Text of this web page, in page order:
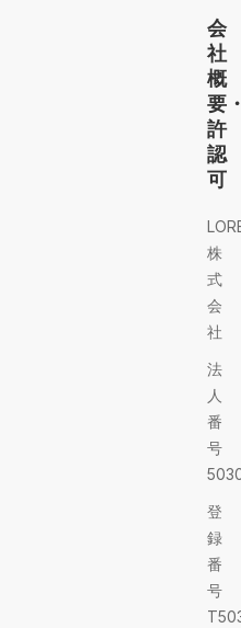
会
社
概
要
許
認
可
株
式
会
社
法
人
番
号
登
録
番
号